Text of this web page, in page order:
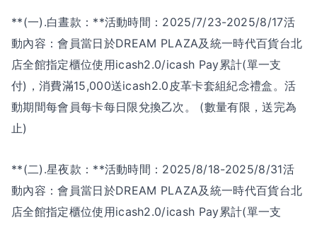
**(一).白晝款：**活動時間：2025/7/23-2025/8/17活
動內容：會員當日於DREAM PLAZA及統一時代百貨台北
店全館指定櫃位使用icash2.0/icash Pay累計(單一支
付)，消費滿15,000送icash2.0皮革卡套組紀念禮盒。活
動期間每會員每卡每日限兌換乙次。 (數量有限，送完為
止)
**(二).星夜款：**活動時間：2025/8/18-2025/8/31活
動內容：會員當日於DREAM PLAZA及統一時代百貨台北
店全館指定櫃位使用icash2.0/icash Pay累計(單一支